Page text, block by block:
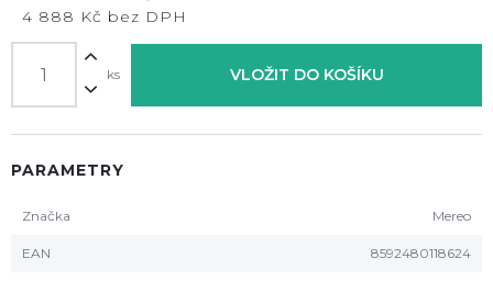
4 888 Kč bez DPH
ks VLOŽIT DO KOŠÍKU
PARAMETRY
Značka Mereo
EAN 8592480118624